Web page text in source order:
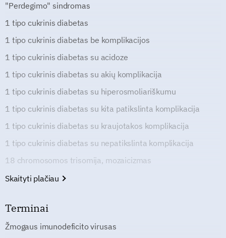
"Perdegimo" sindromas
1 tipo cukrinis diabetas
1 tipo cukrinis diabetas be komplikacijos
1 tipo cukrinis diabetas su acidoze
1 tipo cukrinis diabetas su akių komplikacija
1 tipo cukrinis diabetas su hiperosmoliariškumu
1 tipo cukrinis diabetas su kita patikslinta komplikacija
1 tipo cukrinis diabetas su kraujotakos komplikacija
1 tipo cukrinis diabetas su nepatikslinta komplikacija
18 chromosomos trisomija, mozaicizmas
Skaityti plačiau
Terminai
Žmogaus imunodeficito virusas